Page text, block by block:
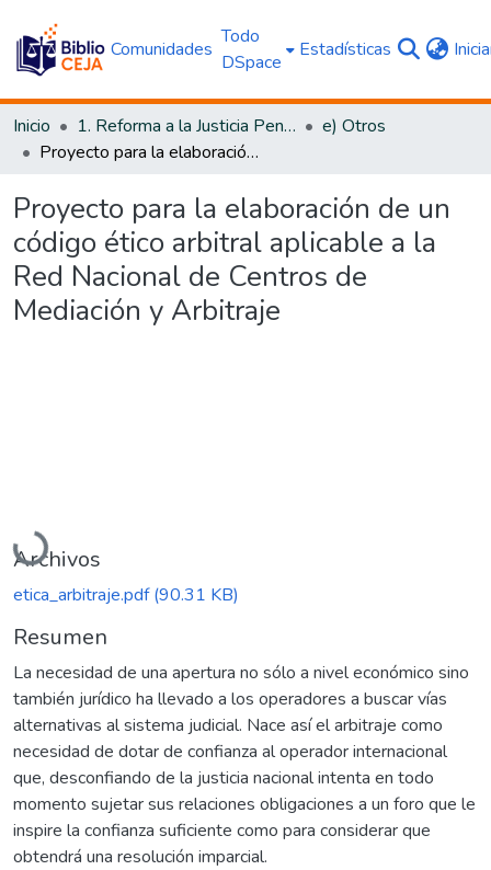
Comunidades
Todo
DSpace
Estadísticas
Inicio 1. Reforma a la Justicia Penal
e) Otros
Proyecto para la elaboración de un código ético arbitral aplicable a la Red Nacional de Centros de Mediación y Arbitraje
Proyecto para la elaboración de un
código ético arbitral aplicable a la
Red Nacional de Centros de
Mediación y Arbitraje
Cargando...
Archivos
etica_arbitraje.pdf(90.31 KB)
Resumen
La necesidad de una apertura no sólo a nivel económico sino
también jurídico ha llevado a los operadores a buscar vías
alternativas al sistema judicial. Nace así el arbitraje como
necesidad de dotar de confianza al operador internacional
que, desconfiando de la justicia nacional intenta en todo
momento sujetar sus relaciones obligaciones a un foro que le
inspire la confianza suficiente como para considerar que
obtendrá una resolución imparcial.